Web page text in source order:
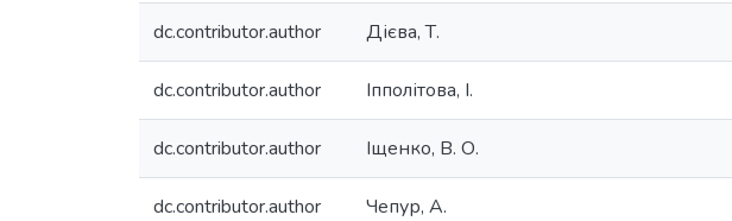
dc.contributor.author Дієва, Т.
dc.contributor.author Іпполітова, І.
dc.contributor.author Іщенко, В. О.
dc.contributor.author Чепур, А.